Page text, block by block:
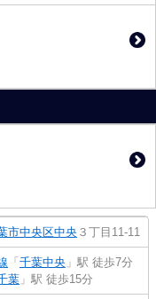
市中央区中央 ３丁目11-11
「 千葉中央 」駅 徒歩7分
葉 」駅 徒歩15分